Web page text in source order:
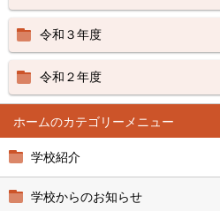
ホーム
学校紹介
学校からのお知らせ
令和３年度
令和２年度